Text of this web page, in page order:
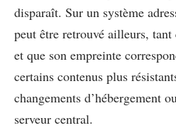
disparaît. Sur un système
peut être retrouvé ailleurs, tant
et que son empreinte
certains contenus plus
changements d’hébergement
serveur central.